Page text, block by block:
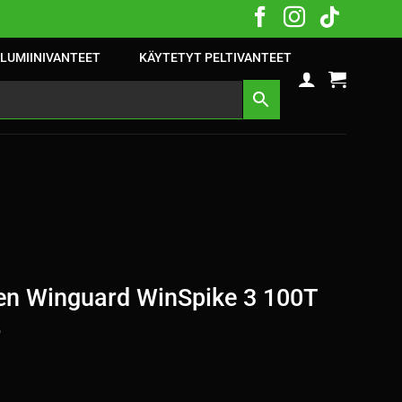
KÄYTETYT PELTIVANTEET
Winguard WinSpike 3 100T